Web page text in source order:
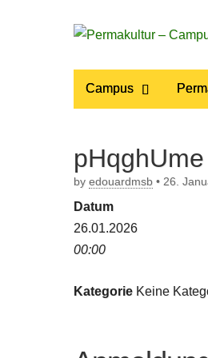
–
Main
menu
Campus
pHqghUme
by edouardmsb • 26.
Datum
26.01.2026
00:00
Kategorie Keine